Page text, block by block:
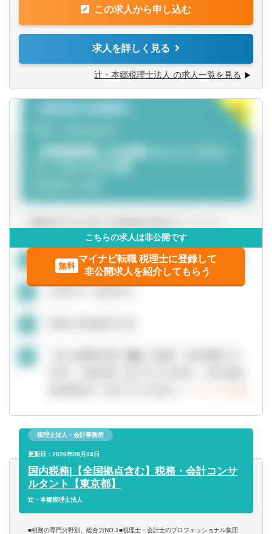
■税務・会計にとどまらず、総合的な観点から経営コンサル
ティングに携りたい方
■経験・能力をフルに発揮できる環境で働きたい方
【部署異動について】
・年に2回上司を通さずに直接人事へ依頼を出すことが可能
・希望が通る確率はおおよそ約60％程度です。
・また、全国に拠点があるため、ご家庭の事情によって比
較的自由に変更することが可能です。
■業界トップレベルの規模でお客様に対してサービス提供し
ています。
税務・会計に関わる様々な分野のエキスパートが集結し、
案件によっては、互いにチームを組んで業務を進めること
一般企業をはじめ、医療法人、公益法人、社会福祉法人、
地方公共団体、海外法人、個人と幅広いお客様に対して、
この求人から申し込む
求人を詳しく見る
辻・本郷税理士法人 の求人一覧を見る
こちらの求人は非公開です
無料
マイナビ転職 税理士に登録して
非公開求人を紹介してもらう
税理士法人・会計事務所
更新日：2026年08月04日
国内税務|【全国拠点含む】税務・会計コンサ
ルタント【東京都】
辻・本郷税理士法人
■税務の専門分野別、総合力NO.1■税理士・会計士のプロフェッショナル集団
エグゼクティブクラスの求人
海外赴任の機会あり
英語力を活かす
中国語を活かす
その他語学を活かす
栃木県
埼玉県
東京都
北陸・甲信越
石川県 福井県
長野県
東海
大阪府 兵庫県
中国・四国
鳥取県 島根県
その他（コンサルタント）
会計事務所・税理士法人
すべて選択する
経営／企画／管理／事務
経理／財務／管理会計
経理
事務／アシスタント